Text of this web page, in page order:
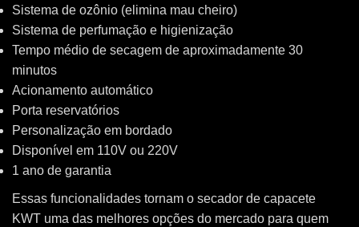
Sistema de ozônio (elimina mau cheiro)
Sistema de perfumação e higienização
Tempo médio de secagem de aproximadamente 30
minutos
Acionamento automático
Porta reservatórios
Personalização em bordado
Disponível em 110V ou 220V
1 ano de garantia
Essas funcionalidades tornam o secador de capacete
KWT uma das melhores opções do mercado para quem